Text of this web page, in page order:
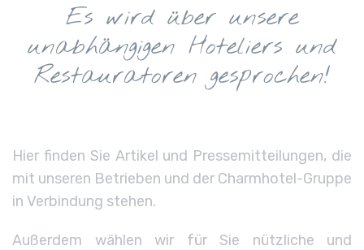
Es wird über unsere
unabhängigen Hoteliers und
Restauratoren gesprochen!
Hier finden Sie Artikel und Pressemitteilungen, die
mit unseren Betrieben und der Charmhotel-Gruppe
in Verbindung stehen.
Außerdem wählen wir für Sie nützliche und